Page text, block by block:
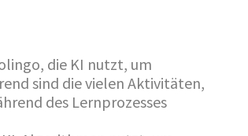
die KI nutzt, um
sind die vielen Aktivitäten,
des Lernprozesses